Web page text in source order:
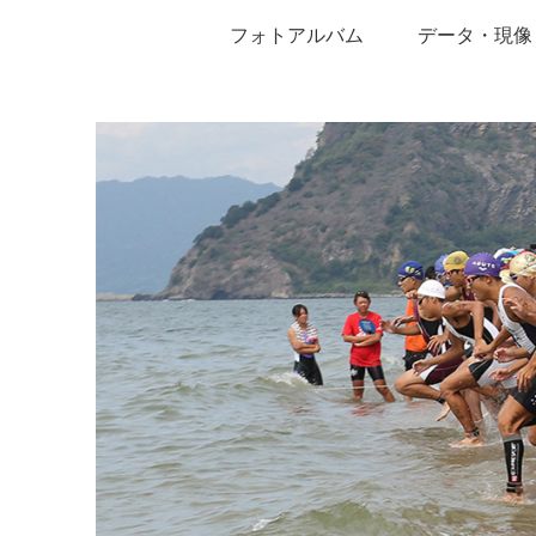
フォトアルバム データ・現